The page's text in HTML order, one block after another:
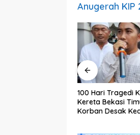
Anugerah KIP
100 Hari Tragedi
Kereta Bekasi
Korban Desak